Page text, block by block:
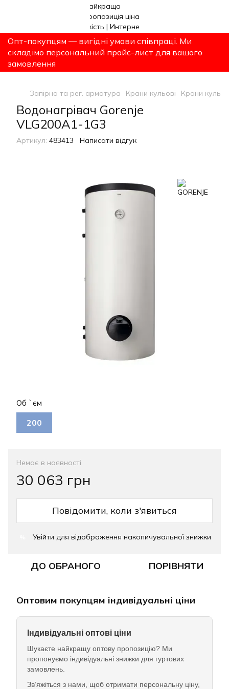
Опт-покупцям — вигідні умови співпраці. Ми
складімо персональний прайс-лист для вашого
замовлення
Запірна та рег. арматура Крани кульові Крани
Водонагрівач Gorenje
VLG200A1-1G3
Артикул: 483413 Написати відгук
Об `єм
200
Немає в наявності
30 063 грн
Повідомити, коли з'явиться
Увійти для відображення накопичувальної знижки
ДО ОБРАНОГО ПОРІВНЯТИ
Оптовим покупцям індивідуальні ціни
Індивідуальні оптові ціни
Шукаєте найкращу оптову пропозицію? Ми
пропонуємо індивідуальні знижки для гуртових
замовлень.
Зв’яжіться з нами, щоб отримати персональну ціну,